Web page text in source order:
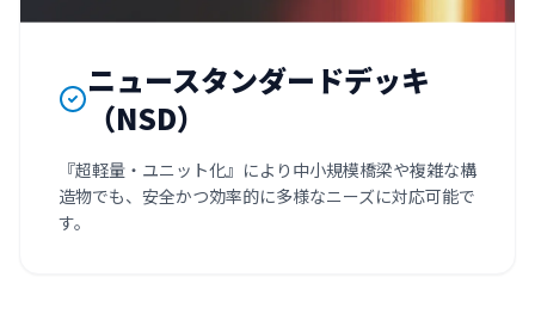
ニュースタンダードデッキ
（NSD）
『超軽量・ユニット化』により中小規模橋梁や複雑な構
造物でも、安全かつ効率的に多様なニーズに対応可能で
す。